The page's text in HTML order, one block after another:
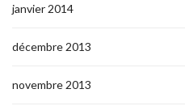
janvier 2014
décembre 2013
novembre 2013